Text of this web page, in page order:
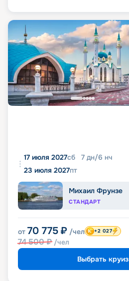
17 июля 2027сб 7 дн/6 нч
23 июля 2027пт
Михаил Фрунзе
СТАНДАРТ
от 70 775 ₽ /чел
74 500₽ /чел
+2 027
Выбрать круиз